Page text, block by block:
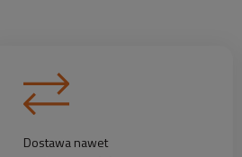
Dostawa nawet